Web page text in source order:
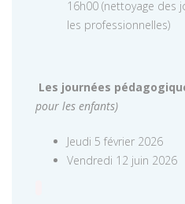
16h00 (nettoyage des
les professionnelles)
Les journées
pour les enfants)
Jeudi 5 février 2026
Vendredi 12 juin 2026